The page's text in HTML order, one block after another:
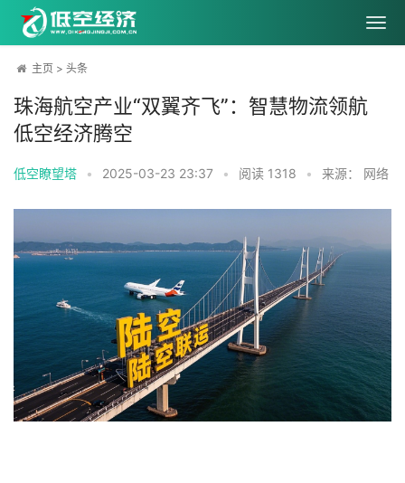
主页 > 头条
珠海航空产业“双翼齐飞”：智慧物流领航
低空经济腾空
低空瞭望塔 • 2025-03-23 23:37 • 阅读 1318 • 来源： 网络